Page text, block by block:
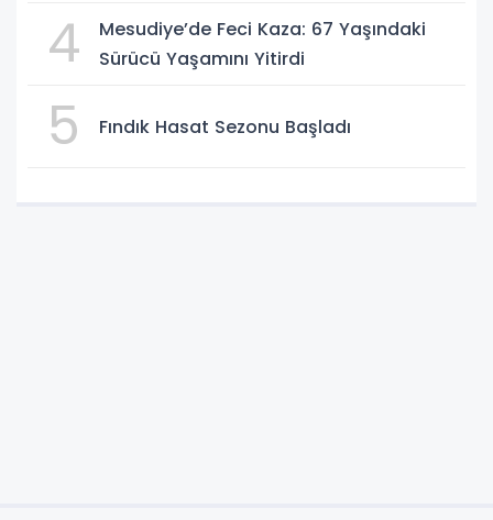
4
Mesudiye’de Feci Kaza: 67 Yaşındaki
Sürücü Yaşamını Yitirdi
5 Fındık Hasat Sezonu Başladı